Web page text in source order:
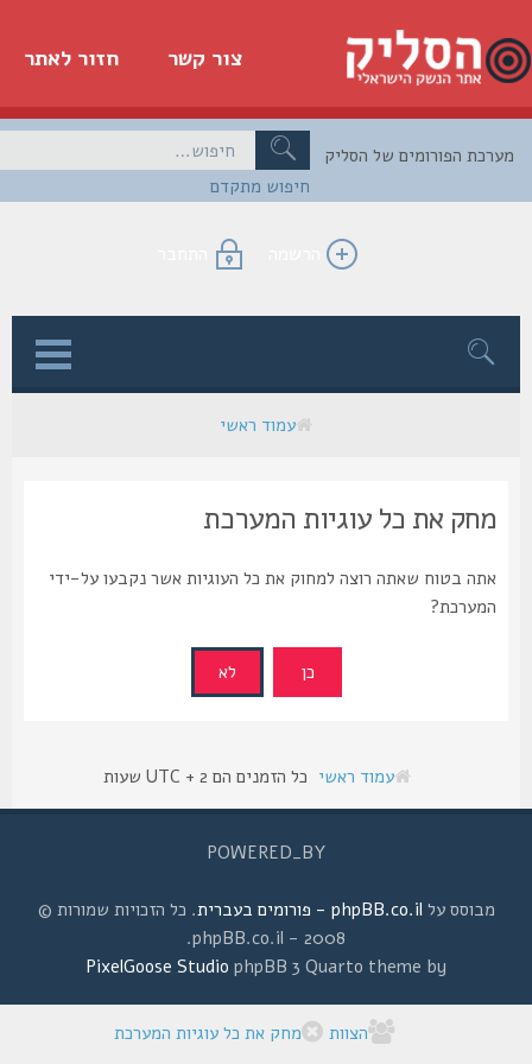
חזור לאתר צור קשר
חיפוש מתקדם
הפורומים של הסליק
הרשמה התחבר
עמוד ראשי
מחק את כל עוגיות המערכת
אתה בטוח שאתה רוצה למחוק את כל העוגיות אשר נקבעו על-ידי
המערכת?
עמוד ראשי כל הזמנים הם UTC + 2 שעות
POWERED_BY
מבוסס עלphpBB.co.il - פורומים בעברית
. כל הזכויות שמורות ©
2008 - phpBB.co.il.
phpBB 3 Quarto theme by
PixelGoose Studio
הצוות מחק את כל עוגיות המערכת